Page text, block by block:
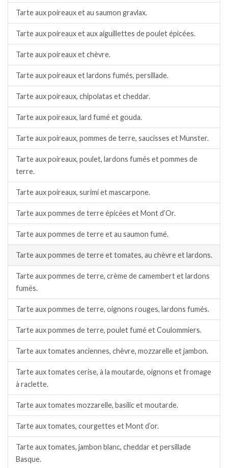
Tarte aux poireaux et au saumon gravlax.
Tarte aux poireaux et aux aiguillettes de poulet épicées.
Tarte aux poireaux et chèvre.
Tarte aux poireaux et lardons fumés, persillade.
Tarte aux poireaux, chipolatas et cheddar.
Tarte aux poireaux, lard fumé et gouda.
Tarte aux poireaux, pommes de terre, saucisses et Munster.
Tarte aux poireaux, poulet, lardons fumés et pommes de
terre.
Tarte aux poireaux, surimi et mascarpone.
Tarte aux pommes de terre épicées et Mont d’Or.
Tarte aux pommes de terre et au saumon fumé.
Tarte aux pommes de terre et tomates, au chèvre et lardons.
Tarte aux pommes de terre, crème de camembert et lardons
fumés.
Tarte aux pommes de terre, oignons rouges, lardons fumés.
Tarte aux pommes de terre, poulet fumé et Coulommiers.
Tarte aux tomates anciennes, chèvre, mozzarelle et jambon.
Tarte aux tomates cerise, à la moutarde, oignons et fromage
à raclette.
Tarte aux tomates mozzarelle, basilic et moutarde.
Tarte aux tomates, courgettes et Mont d’or.
Tarte aux tomates, jambon blanc, cheddar et persillade
Basque.